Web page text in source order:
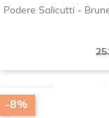
Podere Salicutti -
-8%